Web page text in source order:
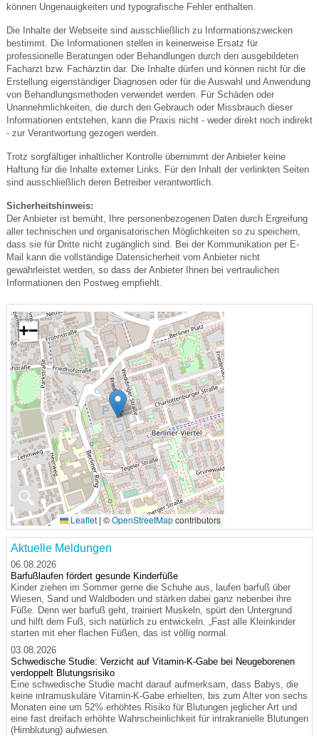
können Ungenauigkeiten und typografische Fehler enthalten.
Die Inhalte der Webseite sind ausschließlich zu Informationszwecken
bestimmt. Die Informationen stellen in keinerweise Ersatz für
professionelle Beratungen oder Behandlungen durch den ausgebildeten
Facharzt bzw. Fachärztin dar. Die Inhalte dürfen und können nicht für die
Erstellung eigenständiger Diagnosen oder für die Auswahl und Anwendung
von Behandlungsmethoden verwendet werden. Für Schäden oder
Unannehmlichkeiten, die durch den Gebrauch oder Missbrauch dieser
Informationen entstehen, kann die Praxis nicht - weder direkt noch indirekt
- zur Verantwortung gezogen werden.
Trotz sorgfältiger inhaltlicher Kontrolle übernimmt der Anbieter keine
Haftung für die Inhalte externer Links. Für den Inhalt der verlinkten Seiten
sind ausschließlich deren Betreiber verantwortlich.
Sicherheitshinweis:
Der Anbieter ist bemüht, Ihre personenbezogenen Daten durch Ergreifung
aller technischen und organisatorischen Möglichkeiten so zu speichern,
dass sie für Dritte nicht zugänglich sind. Bei der Kommunikation per E-
Mail kann die vollständige Datensicherheit vom Anbieter nicht
gewährleistet werden, so dass der Anbieter Ihnen bei vertraulichen
Informationen den Postweg empfiehlt.
🔍
+−
Leaflet | ©OpenStreetMapcontributors
Aktuelle Meldungen
06.08.2026
Barfußlaufen fördert gesunde Kinderfüße
Kinder ziehen im Sommer gerne die Schuhe aus, laufen barfuß über
Wiesen, Sand und Waldboden und stärken dabei ganz nebenbei ihre
Füße. Denn wer barfuß geht, trainiert Muskeln, spürt den Untergrund
und hilft dem Fuß, sich natürlich zu entwickeln. „Fast alle Kleinkinder
starten mit eher flachen Füßen, das ist völlig normal.
03.08.2026
Schwedische Studie: Verzicht auf Vitamin-K-Gabe bei Neugeborenen
verdoppelt Blutungsrisiko
Eine schwedische Studie macht darauf aufmerksam, dass Babys, die
keine intramuskuläre Vitamin-K-Gabe erhielten, bis zum Alter von sechs
Monaten eine um 52% erhöhtes Risiko für Blutungen jeglicher Art und
eine fast dreifach erhöhte Wahrscheinlichkeit für intrakranielle Blutungen
(Hirnblutung) aufwiesen.